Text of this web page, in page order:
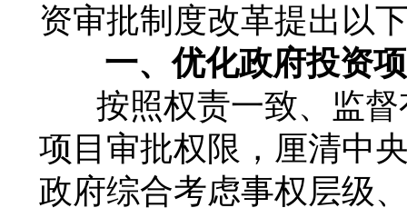
资审批制度改革提出以
一、优化政府投资
按照权责一致、监
项目审批权限，厘清中
政府综合考虑事权层级